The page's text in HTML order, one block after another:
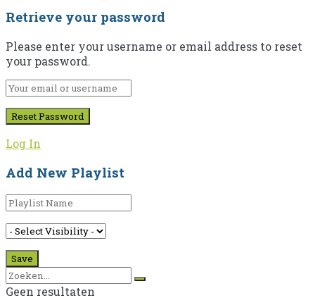
Retrieve your password
Please enter your username or email address to reset
your password.
Log In
Add New Playlist
Geen resultaten